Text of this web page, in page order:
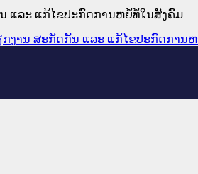
ແລະ ແກ້ໄຂປະກົດການຫຍໍ້ທໍ້ໃນສັງຄົມ
ກງານ ສະກັດກັ້ນ ແລະ ແກ້ໄຂປະກົດການ